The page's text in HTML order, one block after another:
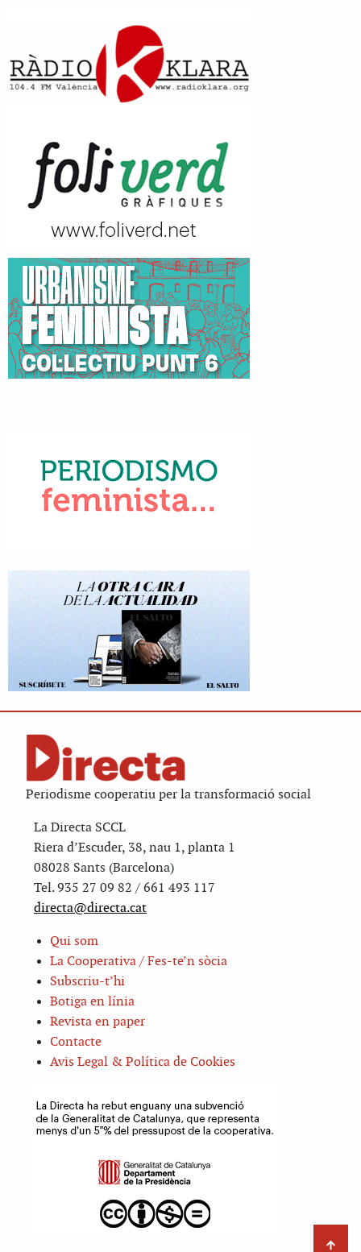
Periodisme cooperatiu per la transformació social
La Directa SCCL
Riera d’Escuder, 38, nau 1, planta 1
08028 Sants (Barcelona)
Tel. 935 27 09 82 / 661 493 117
directa@directa.cat
Qui som
La Cooperativa / Fes-te’n sòcia
Subscriu-t’hi
Botiga en línia
Revista en paper
Contacte
Avis Legal & Política de Cookies